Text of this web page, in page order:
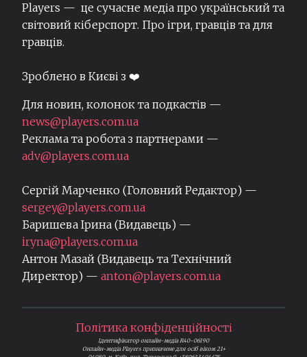
Players — це сучасне медіа про український та
світовий кіберспорт. Про ігри, гравців та для
гравців.
Зроблено в Києві з ❤️
Для новин, колонок та подкастів —
news@players.com.ua
Реклама та робота з партнерами —
adv@players.com.ua
Сергій Марченко (Головний Редактор) —
sergey@players.com.ua
Баришева Ірина (Видавець) —
iryna@players.com.ua
Антон Мазай (Видавець та Технічний
Директор) — anton@players.com.ua
Політика конфіденційності
Ідентифікатор онлайн-медіа R40-06190
Онлайн-медіа Players призначене для осіб віком 21+